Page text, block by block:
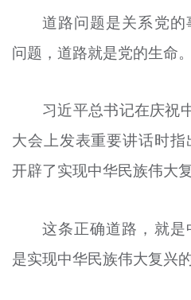
道路问题是关系党
问题，道路就是党的生命。
习近平总书记在庆祝
大会上发表重要讲话时指
开辟了实现中华民族伟大
这条正确道路，就
是实现中华民族伟大复兴